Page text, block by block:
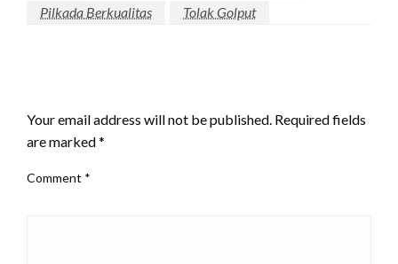
Pilkada Berkualitas
Tolak Golput
Your email address will not be published. Required fields
are marked*
Comment *